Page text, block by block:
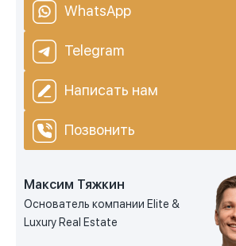
WhatsApp
Telegram
Написать нам
Позвонить
Максим Тяжкин
Основатель компании Elite &
Luxury Real Estate